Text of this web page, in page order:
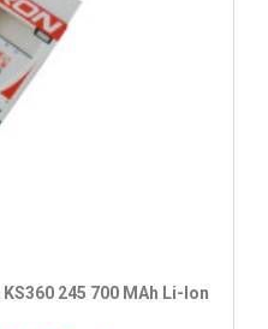
245 700 MAh Li-Ion